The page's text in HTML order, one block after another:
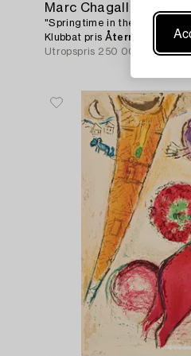
Marc Chagall
"Springtime in the meadow",
Klubbat pris Återrop
Utropspris 250 000 - 275